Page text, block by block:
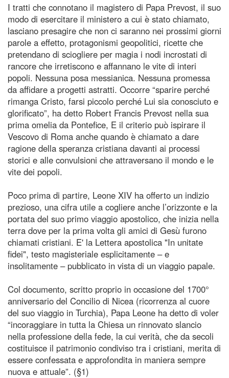
I tratti che connotano il magistero di Papa Prevost, il suo
modo di esercitare il ministero a cui è stato chiamato,
lasciano presagire che non ci saranno nei prossimi giorni
parole a effetto, protagonismi geopolitici, ricette che
pretendano di sciogliere per magia i nodi incrostati di
rancore che irretiscono e affannano le vite di interi
popoli. Nessuna posa messianica. Nessuna promessa
da affidare a progetti astratti. Occorre “sparire perché
rimanga Cristo, farsi piccolo perché Lui sia conosciuto e
glorificato”, ha detto Robert Francis Prevost nella sua
prima omelia da Pontefice, E il criterio può ispirare il
Vescovo di Roma anche quando è chiamato a dare
ragione della speranza cristiana davanti ai processi
storici e alle convulsioni che attraversano il mondo e le
vite dei popoli.
Poco prima di partire, Leone XIV ha offerto un indizio
prezioso, una cifra utile a cogliere anche l’orizzonte e la
portata del suo primo viaggio apostolico, che inizia nella
terra dove per la prima volta gli amici di Gesù furono
chiamati cristiani. E' la Lettera apostolica "In unitate
fidei", testo magisteriale esplicitamente – e
insolitamente – pubblicato in vista di un viaggio papale.
Col documento, scritto proprio in occasione del 1700°
anniversario del Concilio di Nicea (ricorrenza al cuore
del suo viaggio in Turchia), Papa Leone ha detto di voler
“incoraggiare in tutta la Chiesa un rinnovato slancio
nella professione della fede, la cui verità, che da secoli
costituisce il patrimonio condiviso tra i cristiani, merita di
essere confessata e approfondita in maniera sempre
nuova e attuale”. (§1)